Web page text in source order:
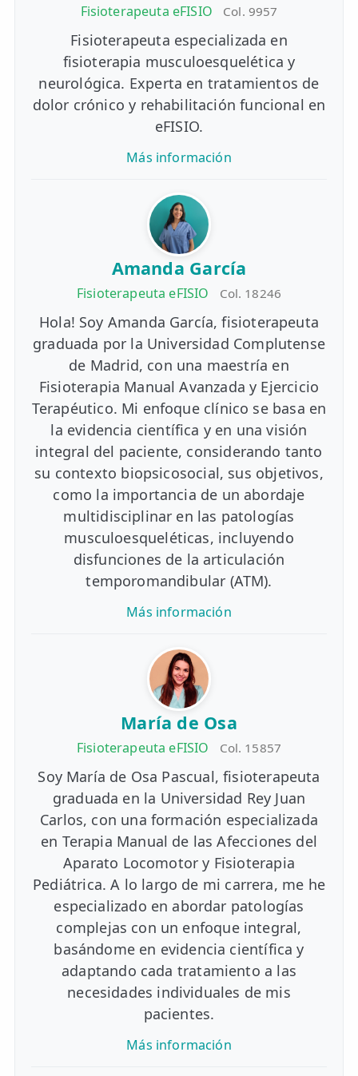
Fisioterapeuta eFISIO Col. 9957
Fisioterapeuta especializada en
fisioterapia musculoesquelética y
neurológica. Experta en tratamientos de
dolor crónico y rehabilitación funcional en
eFISIO.
Más información
Amanda García
Fisioterapeuta eFISIO Col. 18246
Hola! Soy Amanda García, fisioterapeuta
graduada por la Universidad Complutense
de Madrid, con una maestría en
Fisioterapia Manual Avanzada y Ejercicio
Terapéutico. Mi enfoque clínico se basa en
la evidencia científica y en una visión
integral del paciente, considerando tanto
su contexto biopsicosocial, sus objetivos,
como la importancia de un abordaje
multidisciplinar en las patologías
musculoesqueléticas, incluyendo
disfunciones de la articulación
temporomandibular (ATM).
Más información
María de Osa
Fisioterapeuta eFISIO Col. 15857
Soy María de Osa Pascual, fisioterapeuta
graduada en la Universidad Rey Juan
Carlos, con una formación especializada
en Terapia Manual de las Afecciones del
Aparato Locomotor y Fisioterapia
Pediátrica. A lo largo de mi carrera, me he
especializado en abordar patologías
complejas con un enfoque integral,
basándome en evidencia científica y
adaptando cada tratamiento a las
necesidades individuales de mis
pacientes.
Más información